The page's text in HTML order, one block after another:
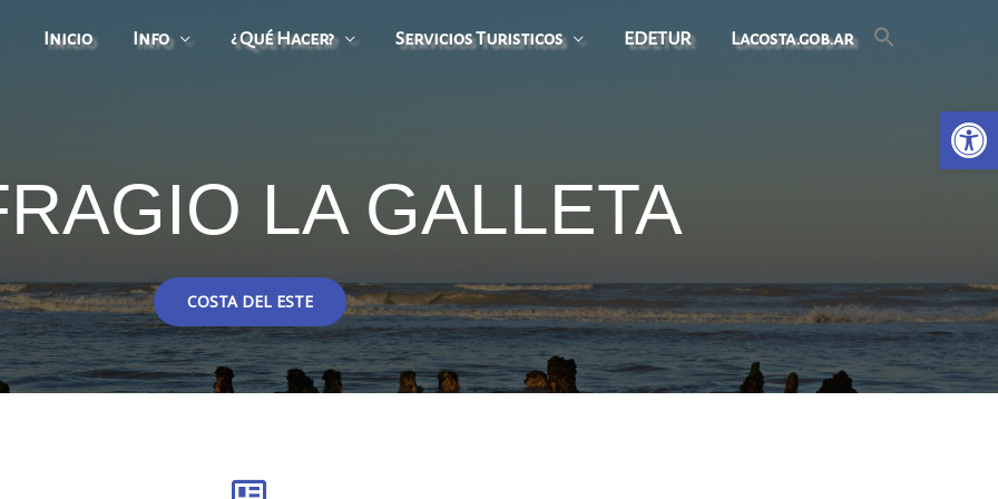
Inicio Info ¿ Qué Hacer? Servicios Turisticos EDETUR Lacosta.gob.ar
LA GALLETA
COSTA DEL ESTE